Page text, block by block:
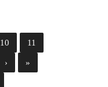
10 11
› »